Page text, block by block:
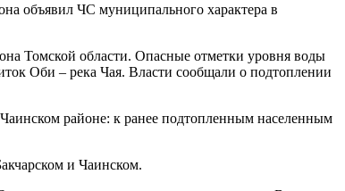
объявил ЧС муниципального характера в
Томской области. Опасные отметки уровня воды
Оби – река Чая. Власти сообщали о подтоплении
районе: к ранее подтопленным населенным
и Чаинском.